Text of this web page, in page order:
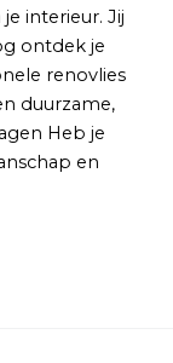
interieur. Jij
ontdek je
renovlies
duurzame,
Heb je
en